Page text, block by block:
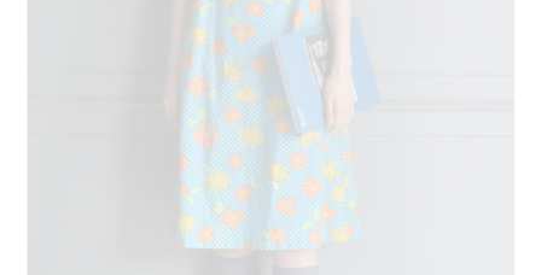
新規会員登録で5%OFFクーポン配布
Summer Sale up to 60%OFF 開催中